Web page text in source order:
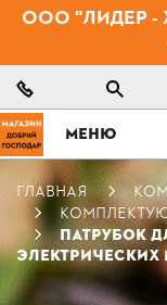
ООО "ЛИДЕР -
МЕНЮ
ГЛАВНАЯ
ПАТРУБОК
ЭЛЕКТРИЧЕСКИХ